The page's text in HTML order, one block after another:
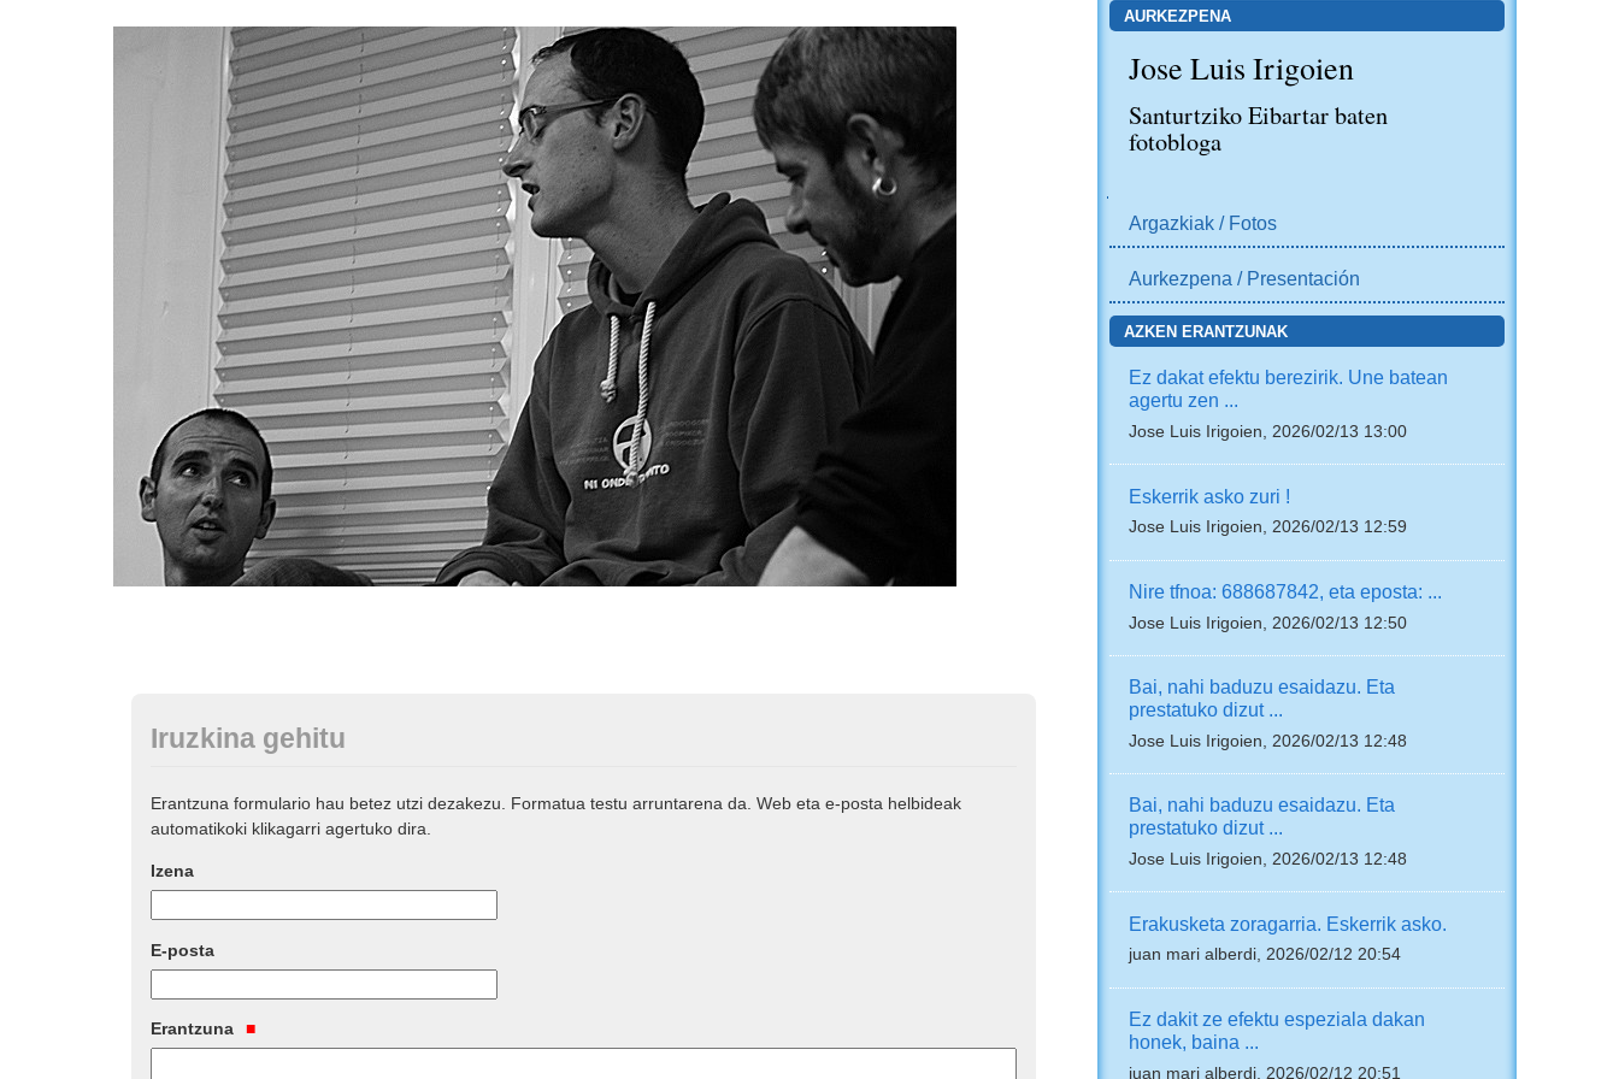
Iruzkina gehitu
Erantzuna formulario hau betez utzi dezakezu. Formatua testu arruntarena da. Web eta e-posta helbideak
automatikoki klikagarri agertuko dira.
Izena
E-posta
Erantzuna
AURKEZPENA
Jose Luis Irigoien
Santurtziko Eibartar baten
fotobloga
Argazkiak / Fotos
Aurkezpena / Presentación
AZKEN ERANTZUNAK
Ez dakat efektu berezirik. Une batean
agertu zen ...
Jose Luis Irigoien, 2026/02/13 13:00
Eskerrik asko zuri !
Jose Luis Irigoien, 2026/02/13 12:59
Nire tfnoa: 688687842, eta eposta: ...
Jose Luis Irigoien, 2026/02/13 12:50
Bai, nahi baduzu esaidazu. Eta
prestatuko dizut ...
Jose Luis Irigoien, 2026/02/13 12:48
Bai, nahi baduzu esaidazu. Eta
prestatuko dizut ...
Jose Luis Irigoien, 2026/02/13 12:48
Erakusketa zoragarria. Eskerrik asko.
juan mari alberdi, 2026/02/12 20:54
Ez dakit ze efektu espeziala dakan
honek, baina ...
juan mari alberdi, 2026/02/12 20:51